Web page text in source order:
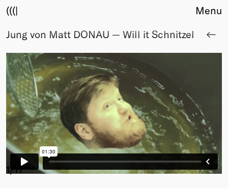
(((|
About
Award
Sponsors
Fair Work
TBD
Events
Upcoming
Past
Membership
Menu
Jung von Matt DONAU — Will it Schnitzel
1/11